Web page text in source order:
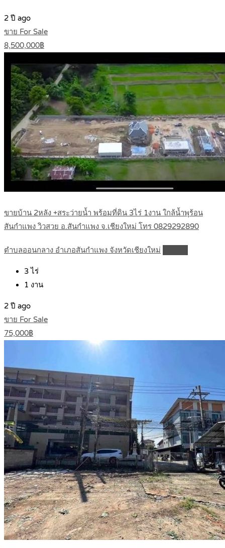
2 ปี ago
ขาย For Sale
8,500,000฿
ขายบ้าน 2หลัง +สระว่ายน้ำ พร้อมที่ดิน 3ไร่ 1งาน ใกล้น้ำพุร้อน
สันกำแพง วิวสวย อ.สันกำแพง จ.เชียงใหม่ โทร 0829292890
ตำบลออนกลาง อำเภอสันกำแพง จังหวัดเชียงใหม่
3ไร่
1 งาน
2 ปี ago
ขาย For Sale
75,000฿